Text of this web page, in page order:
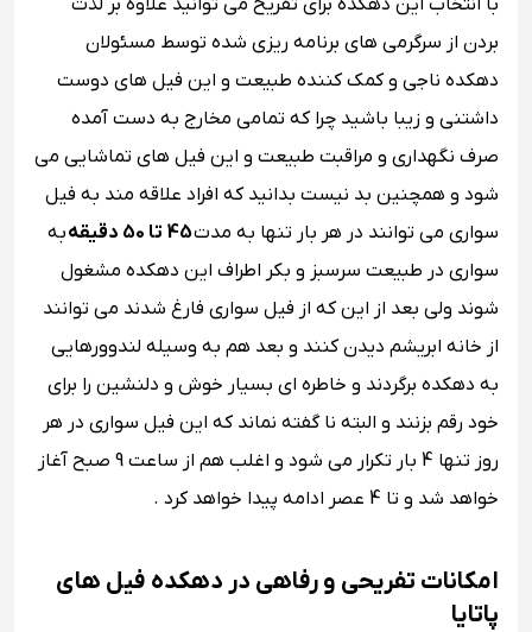
با انتخاب این دهکده برای تفریح می توانید علاوه بر لذت
بردن از سرگرمی های برنامه ریزی شده توسط مسئولان
دهکده ناجی و کمک کننده طبیعت و این فیل های دوست
داشتنی و زیبا باشید چرا که تمامی مخارج به دست آمده
صرف نگهداری و مراقبت طبیعت و این فیل های تماشایی می
شود و همچنین بد نیست بدانید که افراد علاقه مند به فیل
سواری می توانند در هر بار تنها به مدت45 تا 50 دقیقه
به
سواری در طبیعت سرسبز و بکر اطراف این دهکده مشغول
شوند ولی بعد از این که از فیل سواری فارغ شدند می توانند
از خانه ابریشم دیدن کنند و بعد هم به وسیله لندوورهایی
به دهکده برگردند و خاطره ای بسیار خوش و دلنشین را برای
خود رقم بزنند و البته نا گفته نماند که این فیل سواری در هر
روز تنها 4 بار تکرار می شود و اغلب هم از ساعت 9 صبح آغاز
خواهد شد و تا 4 عصر ادامه پیدا خواهد کرد .
امکانات تفریحی و رفاهی در دهکده فیل های
پاتایا